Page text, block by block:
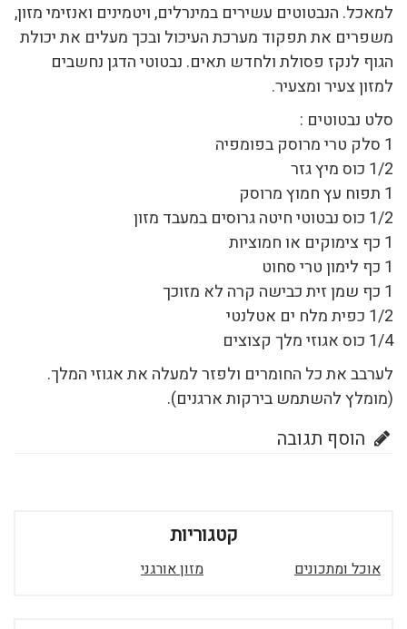
למאכל. הנבטוטים עשירים במינרלים, ויטמינים ואנזימי מזון,
משפרים את תפקוד מערכת העיכול ובכך מעלים את יכולת
הגוף לנקז פסולת ולחדש תאים. נבטוטי הדגן נחשבים
למזון צעיר ומצעיר.
סלט נבטוטים :
1 סלק טרי מרוסק בפומפיה
1/2 כוס מיץ גזר
1 תפוח עץ חמוץ מרוסק
1/2 כוס נבטוטי חיטה גרוסים במעבד מזון
1 כף צימוקים או חמוציות
1 כף לימון טרי סחוט
1 כף שמן זית כבישה קרה לא מזוכך
1/2 כפית מלח ים אטלנטי
1/4 כוס אגוזי מלך קצוצים
לערבב את כל החומרים ולפזר למעלה את אגוזי המלך.
(מומלץ להשתמש בירקות ארגנים).
הוסף תגובה
קטגוריות
אוכל ומתכונים מזון אורגני